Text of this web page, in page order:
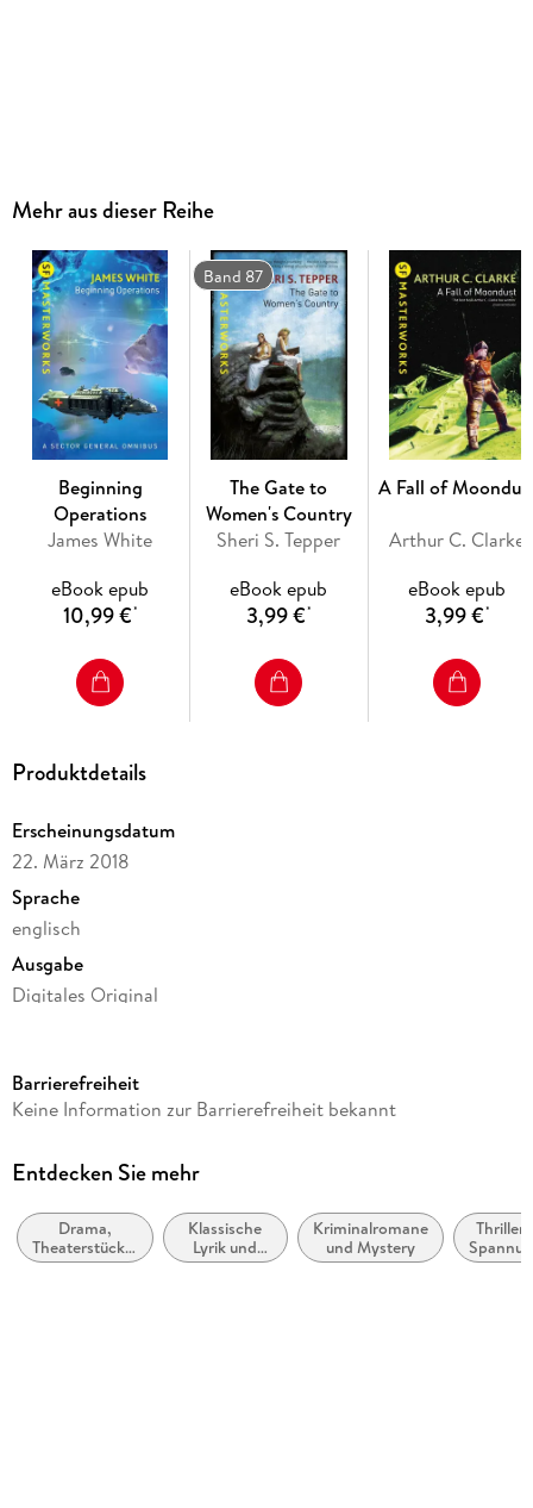
Frankenstein is a classic horror novel written by Mary Shelley
about a science student who creates a grotesque creature
during an unusual experiment. The book has been turned into
many popular movies and television shows.
Mehr aus dieser Reihe
Beginning
Operations
James White
eBook epub
10,99 €*
Band 87
The Gate to
Women's Country
Sheri S. Tepper
eBook epub
3,99 €*
A Fall of
Arthur C. Clarke
eBook epub
3,99 €*
Produktdetails
Erscheinungsdatum
22. März 2018
Sprache
englisch
Ausgabe
Digitales Original
Reihe
Autor/Autorin
Verlag/Hersteller
Charles River Editors
Barrierefreiheit
Keine Information zur Barrierefreiheit bekannt
Entdecken Sie mehr
Drama,
Theaterstücke,
Drehbücher
Klassische
Lyrik und
Dichtung
Kriminalromane
und Mystery
Thriller